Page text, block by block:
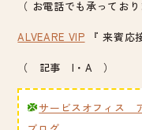
（ お電話でも承ってお
ALVEARE VIP 『 来賓応
（ 記事 I・A ）
サービスオフィス